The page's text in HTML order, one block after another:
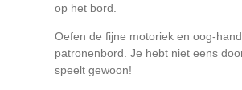
op het bord.
Oefen de fijne motoriek en oog-
patronenbord. Je hebt niet eens
speelt gewoon!